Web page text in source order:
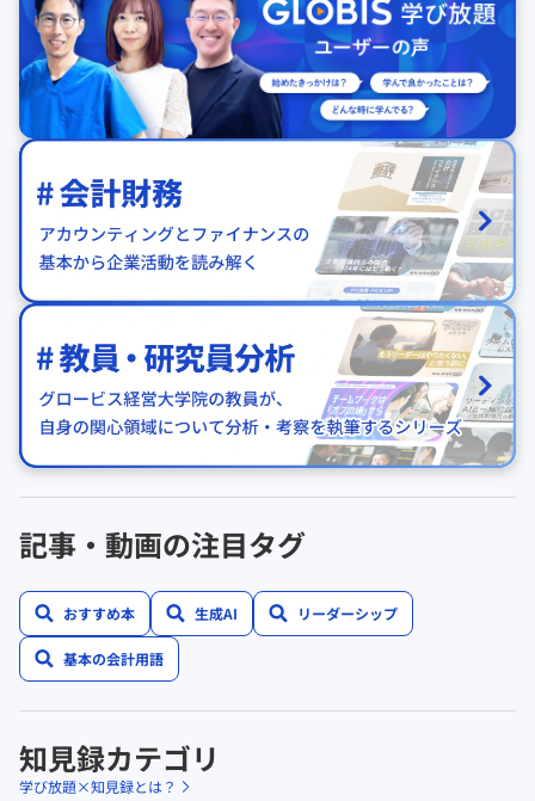
記事・動画の注目タグ
おすすめ本 生成AI リーダーシップ
基本の会計用語
知見録カテゴリ
学び放題×知見録とは？